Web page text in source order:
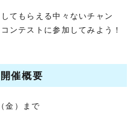
もらえる中々ないチャン
ンテストに参加してみよう！
開催概要
金）まで